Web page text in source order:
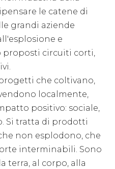
le catene di
grandi aziende
e
proposti circuiti corti,
che coltivano,
localmente,
positivo: sociale,
Si tratta di prodotti
non esplodono, che
interminabili. Sono
terra, al corpo, alla